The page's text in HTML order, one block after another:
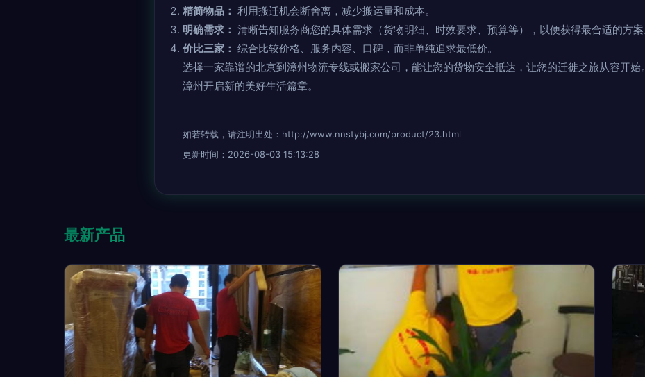
精简物品： 利用搬迁机会断舍离，减少搬运量和成本。
明确需求： 清晰告知服务商您的具体需求（货物明细、时效要求、预算等），以便获得最合适的方案
价比三家： 综合比较价格、服务内容、口碑，而非单纯追求最低价。
选择一家靠谱的北京到漳州物流专线或搬家公司，能让您的货物安全抵达，让您的迁徙之旅从容开始
漳州开启新的美好生活篇章。
如若转载，请注明出处：http://www.nnstybj.com/product/23.html
更新时间：2026-08-03 15:13:28
最新产品